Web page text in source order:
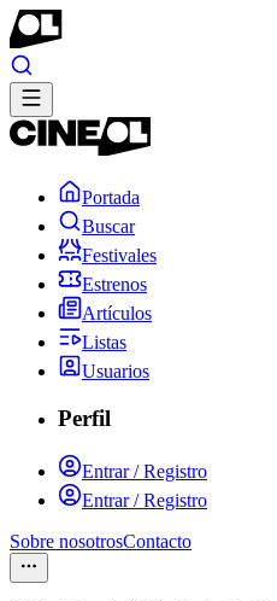
Portada
Buscar
Festivales
Estrenos
Artículos
Listas
Usuarios
Perfil
Entrar / Registro
Entrar / Registro
Sobre nosotrosContacto